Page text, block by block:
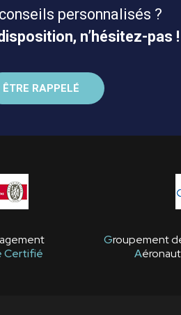
personnalisés ?
n’hésitez-pas !
Certifié
Groupement
A